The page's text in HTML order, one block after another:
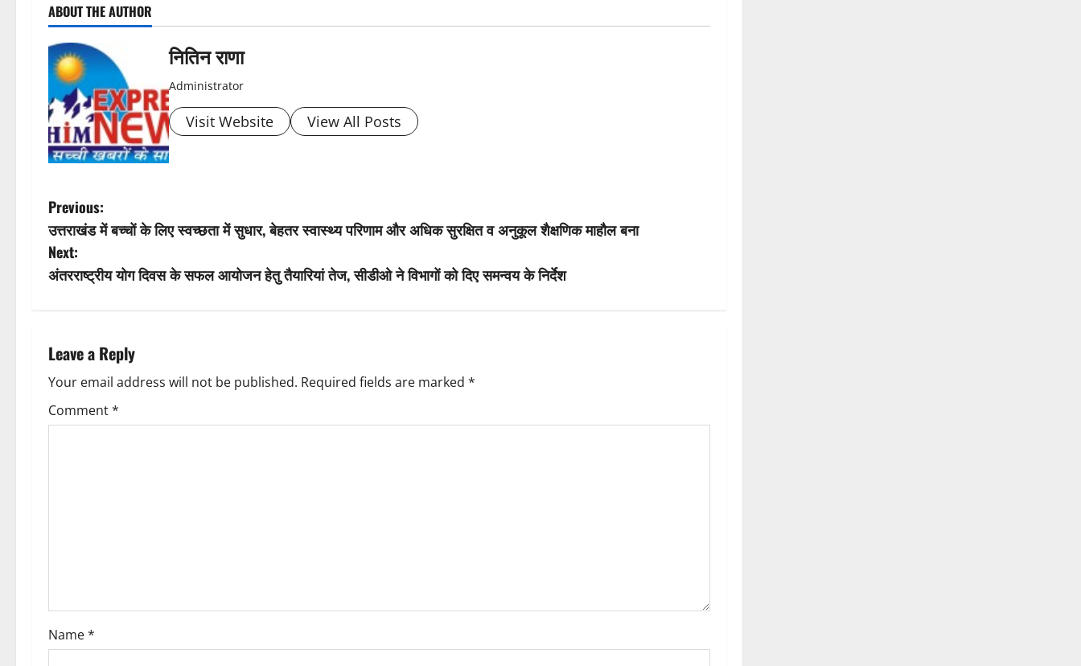
o
s
t
n
a
v
i
g
i
o
n
ABOUT THE AUTHOR
नितिन राणा
Administrator
Visit Website View All Posts
P
o
s
n
a
v
o
n
Previous:
उत्तराखंड में बच्चों के लिए स्वच्छता में सुधार, बेहतर स्वास्थ्य परिणाम और अधिक सुरक्षित व अनुकूल शैक्षणिक माहौल बना
Next:
अंतरराष्ट्रीय योग दिवस के सफल आयोजन हेतु तैयारियां तेज, सीडीओ ने विभागों को दिए समन्वय के निर्देश
Leave a Reply
Your email address will not be published. Required fields are marked *
Comment*
Name*